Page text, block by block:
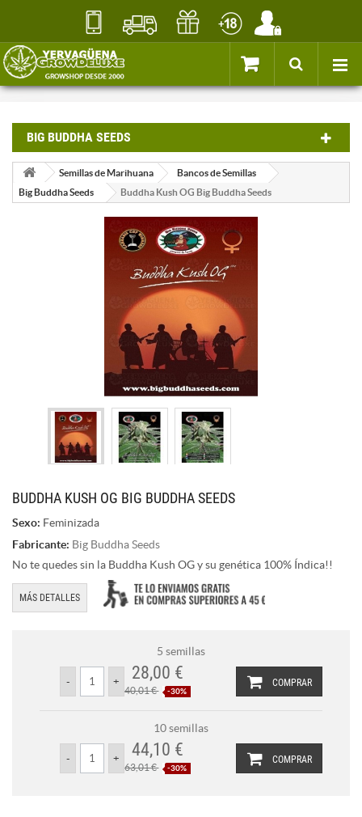
BIG BUDDHA SEEDS
Semillas de Marihuana
Bancos de Semillas
Big Buddha Seeds
Buddha Kush OG Big Buddha Seeds
BUDDHA KUSH OG BIG BUDDHA SEEDS
Sexo: Feminizada
Fabricante: Big Buddha Seeds
No te quedes sin la Buddha Kush OG y su genética 100% Índica!!
MÁS DETALLES
5 semillas
COMPRAR
28,00 €
40,01 € -30%
10 semillas
COMPRAR
44,10 €
63,01 € -30%